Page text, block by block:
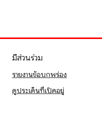
มีส่วนร่วม
รายงานข้อบกพร่อง
ดูประเด็นที่เปิดอยู่